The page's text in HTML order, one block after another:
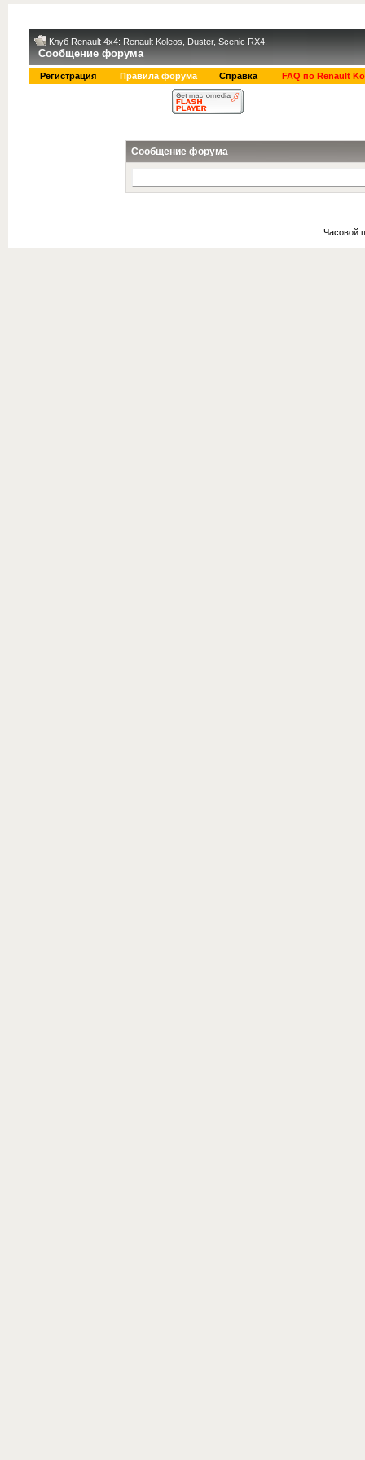
Клуб Renault 4x4: Renault Koleos, Duster, Scenic RX4.
Сообщение форума
Регистрация Правила форума Справка FAQ по Renault
Сообщение форума
Часовой